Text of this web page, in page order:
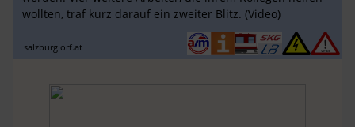
wollten, traf kurz darauf ein zweiter Blitz. (Video)
salzburg.orf.at